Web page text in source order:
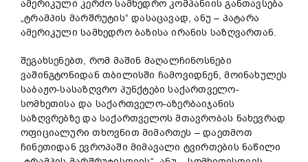
ამერიკული კერძო სამხედრო კომპანიის განთავსება
„ტრამპის მარშრუტის“ დასაცავად, ანუ – პატარა
ამერიკული სამხედრო ბაზისა ირანის საზღვართან.
შეგახსენებთ, რომ მაშინ მაღალჩინოსნები
ვაშინგტონიდან თბილისში ჩამოვიდნენ, მოინახულეს
საბაჟო-სასაზღვრო პუნქტები საქართველო-
სომხეთისა და საქართველო-აზერბაიჯანის
საზღვრებზე და საქართველოს მთავრობას ნახევრად
ოფიციალური თხოვნით მიმართეს – დაეთმოთ
ჩინეთიდან ევროპაში მიმავალი ტვირთების ნაწილი